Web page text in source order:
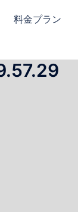
料金プラン